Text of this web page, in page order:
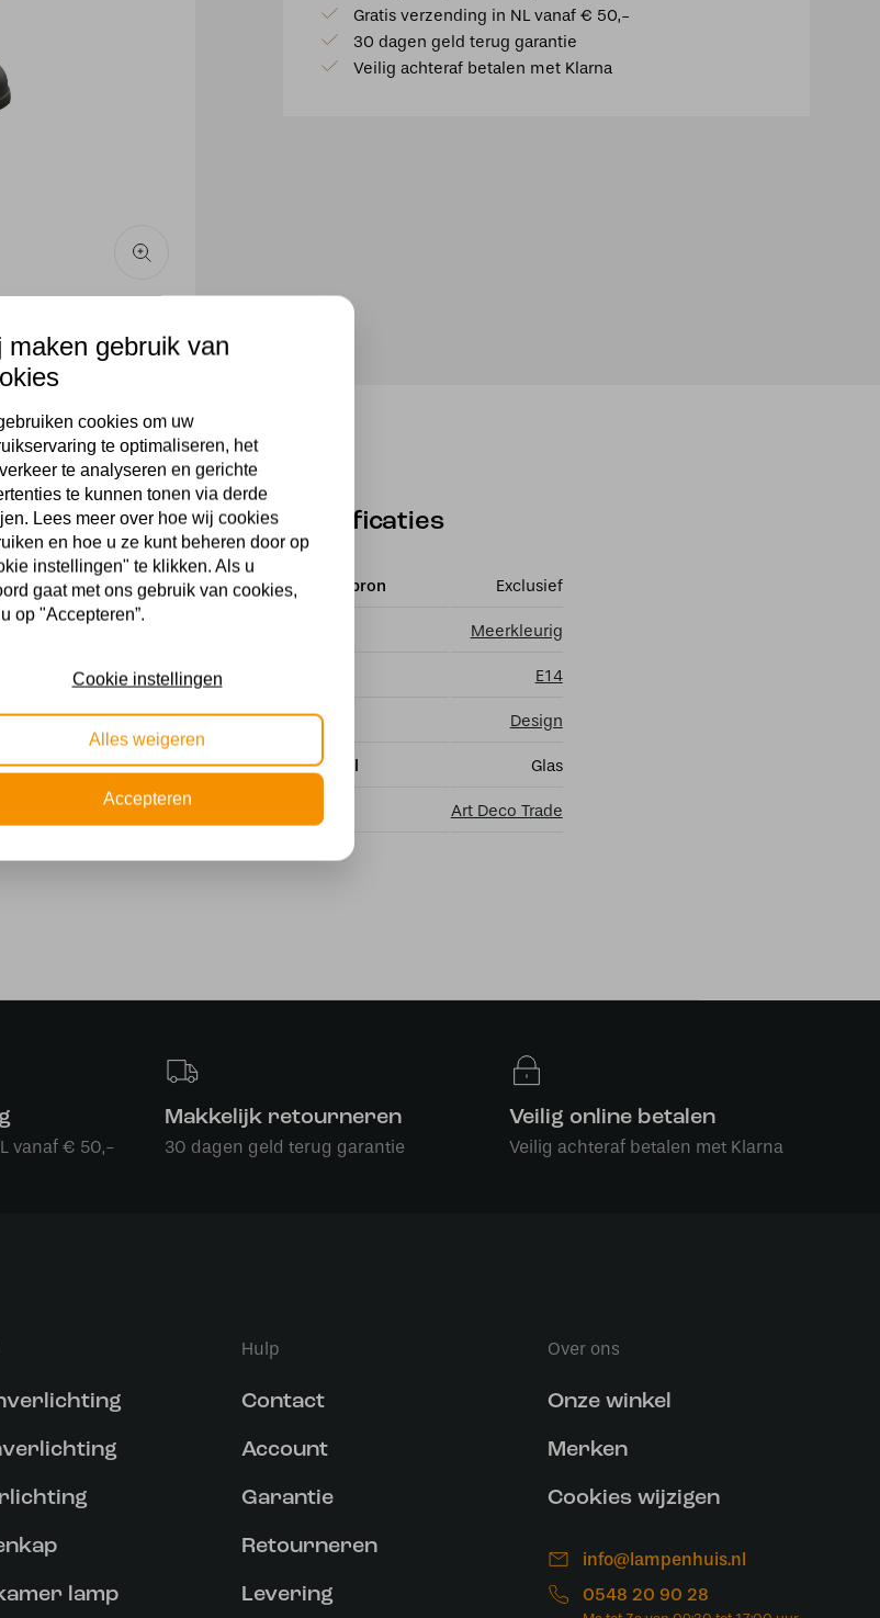
Gratis verzending in NL vanaf € 50,-
30 dagen geld terug garantie
Veilig achteraf betalen met Klarna
en toe te
de
springt er
Specificaties
Met lichtbron Exclusief
Meerkleurig
E14
Stijl Design
Materiaal Glas
Art Deco Trade
vanaf € 50,-
Makkelijk retourneren
30 dagen geld terug garantie
Veilig online betalen
Veilig achteraf betalen met Klarna
lamp
Hulp
Contact
Account
Garantie
Retourneren
Levering
Over ons
Onze winkel
Merken
Cookies wijzigen
info@lampenhuis.nl
0548 20 90 28
maken gebruik van
cookies om uw
te optimaliseren, het
te analyseren en gerichte
te kunnen tonen via derde
Lees meer over hoe wij cookies
en hoe u ze kunt beheren door op
instellingen" te klikken. Als u
gaat met ons gebruik van cookies,
op "Accepteren”.
Cookie instellingen
Alles weigeren
Accepteren